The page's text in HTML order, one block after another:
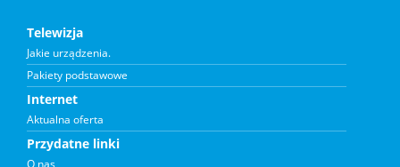
Telewizja
Jakie urządzenia.
Pakiety podstawowe
Internet
Aktualna oferta
Przydatne linki
O nas